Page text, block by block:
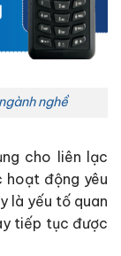
nghề
cho liên lạc
hoạt động yêu
là yếu tố quan
tiếp tục được